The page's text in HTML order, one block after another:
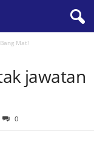
Mat!
jawatan
0